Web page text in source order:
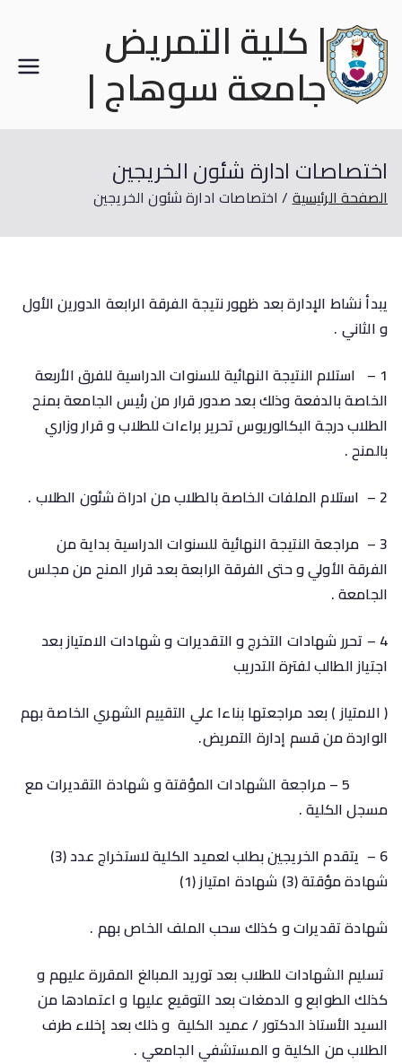
| كلية التمريض
جامعة سوهاج |
اختصاصات ادارة شئون الخريجين
الصفحة الرئيسية اختصاصات ادارة شئون الخريجين
يبدأ نشاط الإدارة بعد ظهور نتيجة الفرقة الرابعة الدورين الأول
و الثاني .
1 – استلام النتيجة النهائية للسنوات الدراسية للفرق الأربعة
الخاصة بالدفعة وذلك بعد صدور قرار من رئيس الجامعة بمنح
الطلاب درجة البكالوريوس تحرير براءات للطلاب و قرار وزاري
بالمنح .
2 – استلام الملفات الخاصة بالطلاب من ادراة شئون الطلاب .
3 – مراجعة النتيجة النهائية للسنوات الدراسية بداية من
الفرقة الأولي و حتى الفرقة الرابعة بعد قرار المنح من مجلس
الجامعة.
4 – تحرر شهادات التخرج و التقديرات و شهادات الامتياز بعد
اجتياز الطالب لفترة التدريب
( الامتياز ) بعد مراجعتها بناءا علي التقييم الشهري الخاصة بهم
الواردة من قسم إدارة التمريض.
5 – مراجعة الشهادات المؤقتة و شهادة التقديرات مع
مسجل الكلية .
6 – يتقدم الخريجين بطلب لعميد الكلية لاستخراج عدد (3)
شهادة مؤقتة (3) شهادة امتياز (1)
شهادة تقديرات و كذلك سحب الملف الخاص بهم .
تسليم الشهادات للطلاب بعد توريد المبالغ المقررة عليهم و
كذلك الطوابع و الدمغات بعد التوقيع عليها و اعتمادها من
السيد الأستاذ الدكتور / عميد الكلية و ذلك بعد إخلاء طرف
الطلاب من الكلية و المستشفي الجامعي .